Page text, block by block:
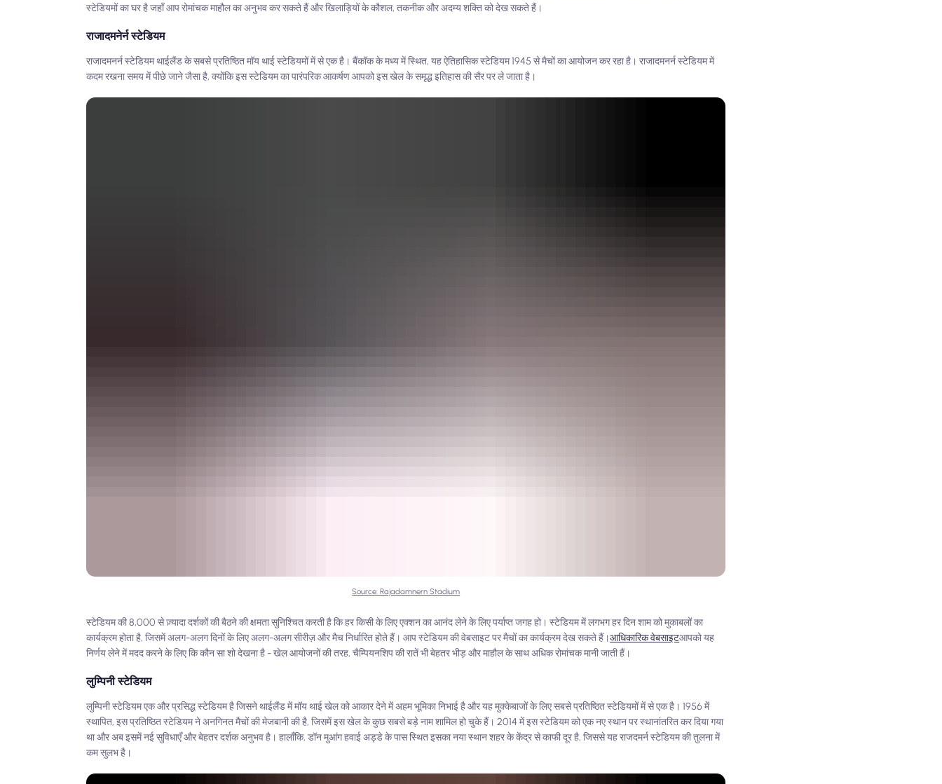
स्टेडियमों का घर है जहाँ आप रोमांचक माहौल का अनुभव कर सकते हैं और खिलाड़ियों के कौशल, तकनीक और अदम्य शक्ति को देख सकते हैं।
राजादमनेर्न स्टेडियम
राजादमनर्न स्टेडियम थाईलैंड के सबसे प्रतिष्ठित मॉय थाई स्टेडियमों में से एक है। बैंकॉक के मध्य में स्थित, यह ऐतिहासिक स्टेडियम 1945 से मैचों का आयोजन कर रहा है। राजादमनर्न स्टेडियम में
कदम रखना समय में पीछे जाने जैसा है, क्योंकि इस स्टेडियम का पारंपरिक आकर्षण आपको इस खेल के समृद्ध इतिहास की सैर पर ले जाता है।
Source: Rajadamnern Stadium
स्टेडियम की 8,000 से ज़्यादा दर्शकों की बैठने की क्षमता सुनिश्चित करती है कि हर किसी के लिए एक्शन का आनंद लेने के लिए पर्याप्त जगह हो। स्टेडियम में लगभग हर दिन शाम को मुकाबलों का
कार्यक्रम होता है, जिसमें अलग-अलग दिनों के लिए अलग-अलग सीरीज़ और मैच निर्धारित होते हैं। आप स्टेडियम की वेबसाइट पर मैचों का कार्यक्रम देख सकते हैं।आधिकारिक वेबसाइटआपको यह
निर्णय लेने में मदद करने के लिए कि कौन सा शो देखना है - खेल आयोजनों की तरह, चैम्पियनशिप की रातें भी बेहतर भीड़ और माहौल के साथ अधिक रोमांचक मानी जाती हैं।
लुम्पिनी स्टेडियम
लुम्पिनी स्टेडियम एक और प्रसिद्ध स्टेडियम है जिसने थाईलैंड में मॉय थाई खेल को आकार देने में अहम भूमिका निभाई है और यह मुक्केबाजों के लिए सबसे प्रतिष्ठित स्टेडियमों में से एक है। 1956 में
स्थापित, इस प्रतिष्ठित स्टेडियम ने अनगिनत मैचों की मेजबानी की है, जिसमें इस खेल के कुछ सबसे बड़े नाम शामिल हो चुके हैं। 2014 में इस स्टेडियम को एक नए स्थान पर स्थानांतरित कर दिया गया
था और अब इसमें नई सुविधाएँ और बेहतर दर्शक अनुभव है। हालाँकि, डॉन मुआंग हवाई अड्डे के पास स्थित इसका नया स्थान शहर के केंद्र से काफी दूर है, जिससे यह राजदमर्न स्टेडियम की तुलना में
कम सुलभ है।